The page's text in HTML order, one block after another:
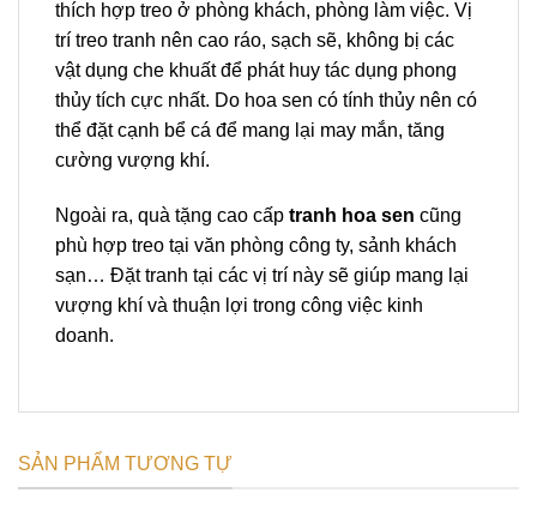
thích hợp treo ở phòng khách, phòng làm việc. Vị
trí treo tranh nên cao ráo, sạch sẽ, không bị các
vật dụng che khuất để phát huy tác dụng phong
thủy tích cực nhất. Do hoa sen có tính thủy nên có
thể đặt cạnh bể cá để mang lại may mắn, tăng
cường vượng khí.
Ngoài ra, quà tặng cao cấp tranh hoa sen cũng
phù hợp treo tại văn phòng công ty, sảnh khách
sạn… Đặt tranh tại các vị trí này sẽ giúp mang lại
vượng khí và thuận lợi trong công việc kinh
doanh.
SẢN PHẨM TƯƠNG TỰ